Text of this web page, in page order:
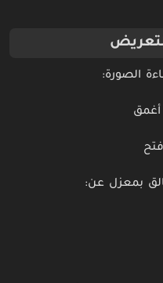
الصورة:
بمعزل عن: